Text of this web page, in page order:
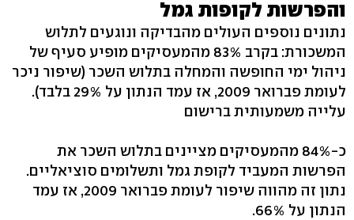
והפרשות לקופות גמל
נתונים נוספים העולים מהבדיקה ונוגעים לתלוש
המשכורת: בקרב 83% מהמעסיקים מופיע סעיף של
ניהול ימי החופשה והמחלה בתלוש השכר (שיפור ניכר
לעומת פברואר 2009, אז עמד הנתון על 29% בלבד).
עלייה משמעותית ברישום
כ-84% מהמעסיקים מציינים בתלוש השכר את
הפרשות המעביד לקופת גמל ותשלומים סוציאליים.
נתון זה מהווה שיפור לעומת פברואר 2009, אז עמד
הנתון על 66%.